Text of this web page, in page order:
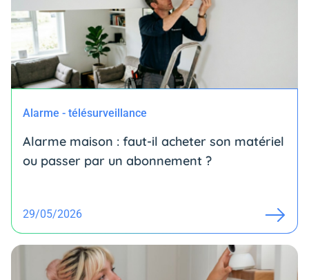
Alarme - télésurveillance
Alarme maison : faut-il acheter son matériel
ou passer par un abonnement ?
29/05/2026